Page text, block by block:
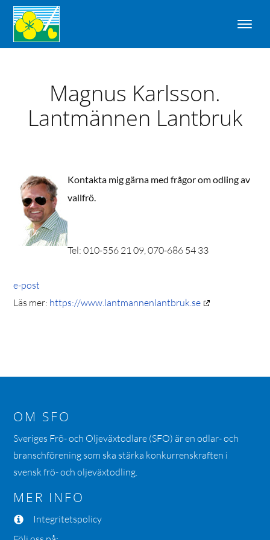
Magnus Karlsson.
Lantmännen Lantbruk
Kontakta mig gärna med frågor om odling av
vallfrö.
Tel: 010-556 21 09, 070-686 54 33
e-post
Läs mer: https://www.lantmannenlantbruk.se
OM SFO
Sveriges Frö- och Oljeväxtodlare (SFO) är en odlar- och
branschförening som ska stärka konkurrenskraften i
svensk frö- och oljeväxtodling.
MER INFO
Integritetspolicy